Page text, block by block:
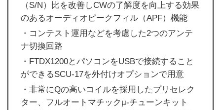
（S/N）比を改善しCWの了解度を向上する効果
のあるオーディオピークフィル（APF）機能
・コンテスト運用などを考慮した2つのアンテ
ナ切換回路
・FTDX1200とパソコンをUSBで接続すること
ができるSCU-17を外付けオプションで用意
・非常にQの高いコイルを採用したプリセレク
ター、フルオートマチックμ-チューンキット